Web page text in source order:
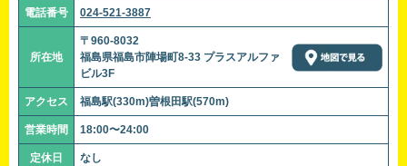
電話番号 024-521-3887
所在地
〒960-8032
福島県福島市陣場町8-33 プラスアルファ
ビル3F
アクセス 福島駅(330m)曽根田駅(570m)
営業時間 18:00〜24:00
定休日 なし